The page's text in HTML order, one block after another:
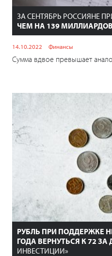
ЗА СЕНТЯБРЬ РОССИЯНЕ
ЧЕМ НА 139
14.10.2022 Финансы
Сумма вдвое превышает
РУБЛЬ ПРИ ПОДДЕРЖКЕ
ГОДА ВЕРНУТЬСЯ К 72 ЗА
ИНВЕСТИЦИИ»